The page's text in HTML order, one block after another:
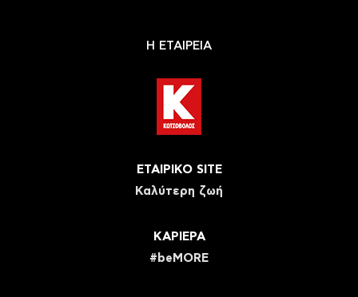
Η ΕΤΑΙΡΕΙΑ
ΕΤΑΙΡΙΚΟ SITE
Καλύτερη ζωή
ΚΑΡΙΕΡΑ
#beMORE